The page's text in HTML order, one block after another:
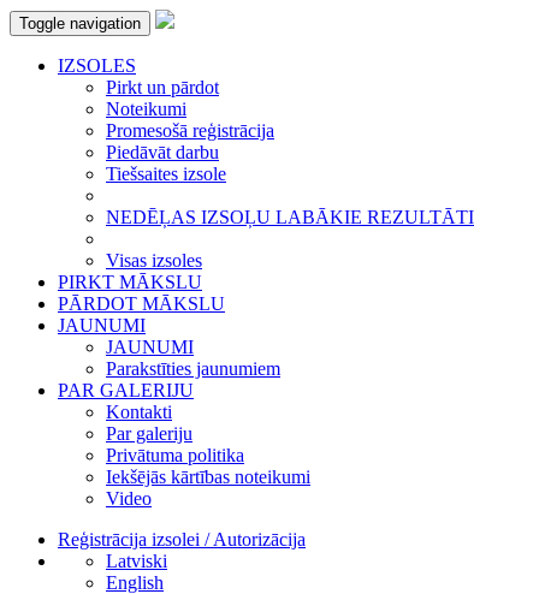
Toggle navigation
IZSOLES
Pirkt un pārdot
Noteikumi
Promesošā reģistrācija
Piedāvāt darbu
Tiešsaites izsole
NEDĒĻAS IZSOĻU LABĀKIE REZULTĀTI
Visas izsoles
PIRKT MĀKSLU
PĀRDOT MĀKSLU
JAUNUMI
JAUNUMI
Parakstīties jaunumiem
PAR GALERIJU
Kontakti
Par galeriju
Privātuma politika
Iekšējās kārtības noteikumi
Video
Reģistrācija izsolei / Autorizācija
Latviski
English